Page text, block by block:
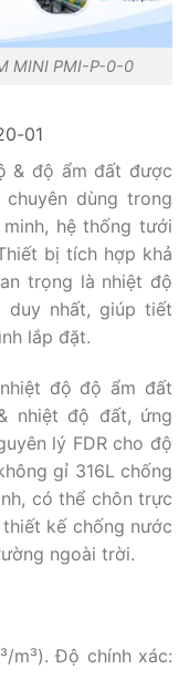
MINI PMI-P-0-0
01
& độ ẩm đất được
dùng trong
hệ thống tưới
bị tích hợp khả
trọng là nhiệt độ
nhất, giúp tiết
lắp đặt.
độ độ ẩm đất
nhiệt độ đất, ứng
lý FDR cho độ
gỉ 316L chống
có thể chôn trực
kế chống nước
ngoài trời.
m³). Độ chính xác: